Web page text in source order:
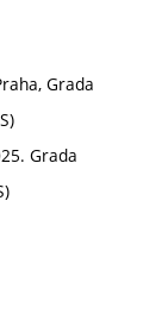
Grada
Grada